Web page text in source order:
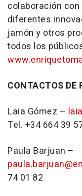
colaboración
diferentes
jamón y otros
todos los
CONTACTOS DE
Laia Gómez –
Tel. +34 664 39
Paula Barjuan –
74 01 82